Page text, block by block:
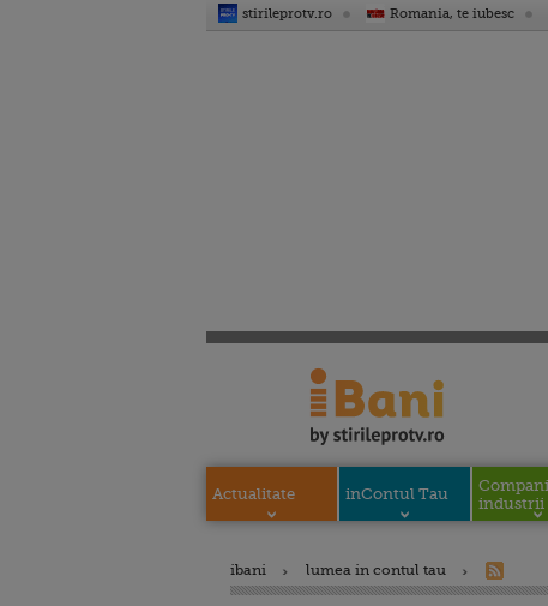
stirileprotv.ro Romania, te iubesc
Actualitate inContul Tau
industrii
ibani lumea in contul tau